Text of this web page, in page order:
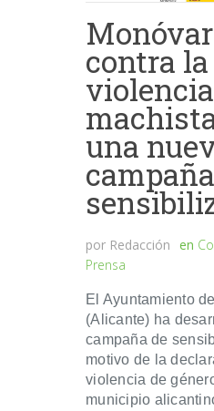
contra la
violencia
una
por Redacción en
Prensa
El Ayuntamiento
(Alicante) ha
campaña de
motivo de la
violencia de
municipio